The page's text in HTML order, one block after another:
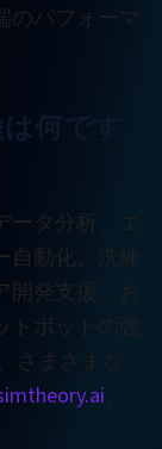
のパフォーマ
何です
タ分析、エ
自動化、洗練
開発支援、お
トボットの強
さまざまな